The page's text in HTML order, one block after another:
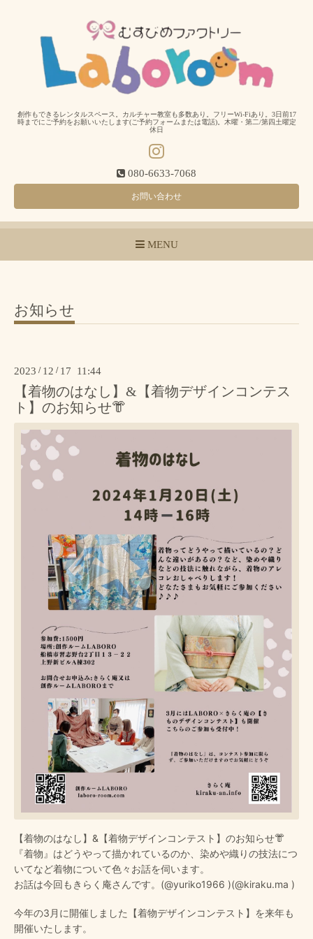
創作もできるレンタルスペース。カルチャー教室も多数あり。フリーWi-Fiあり。3日前17
時までにご予約をお願いいたします(ご予約フォームまたは電話)。木曜・第二/第四土曜定
休日
080-6633-7068
お問い合わせ
MENU
お知らせ
2023 / 12 / 17 11:44
【着物のはなし】&【着物デザインコンテス
ト】のお知らせ👘
【着物のはなし】&【着物デザインコンテスト】のお知らせ👘
『着物』はどうやって描かれているのか、染めや織りの技法につ
いてなど着物について色々お話を伺います。
お話は今回もきらく庵さんです。(@yuriko1966 )(@kiraku.ma )
今年の3月に開催しました【着物デザインコンテスト】を来年も
開催いたします。